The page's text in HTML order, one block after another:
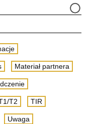
Materiał partnera
T2 TIR
Uwaga